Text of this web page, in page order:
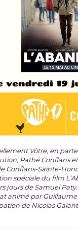
Vôtre, en
Pathé Conflans
Conflans-Sainte-
spéciale du film
jours de Samuel
animé par Guillaume
de Nicolas